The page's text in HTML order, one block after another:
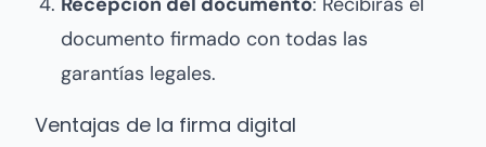
documento firmado con todas las
garantías legales.
Ventajas de la firma digital